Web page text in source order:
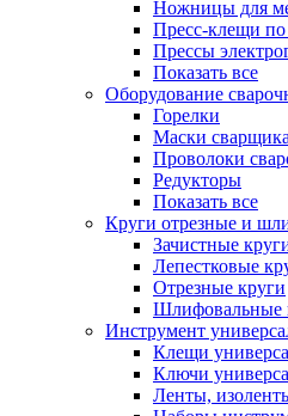
Ножницы для
Пресс-клещи по
Прессы
Показать все
Оборудование
Горелки
Маски сварщика
Проволоки
Редукторы
Показать все
Круги отрезные и
Зачистные
Лепестковые
Отрезные круги
Шлифовальные
Инструмент
Клещи
Ключи
Ленты,